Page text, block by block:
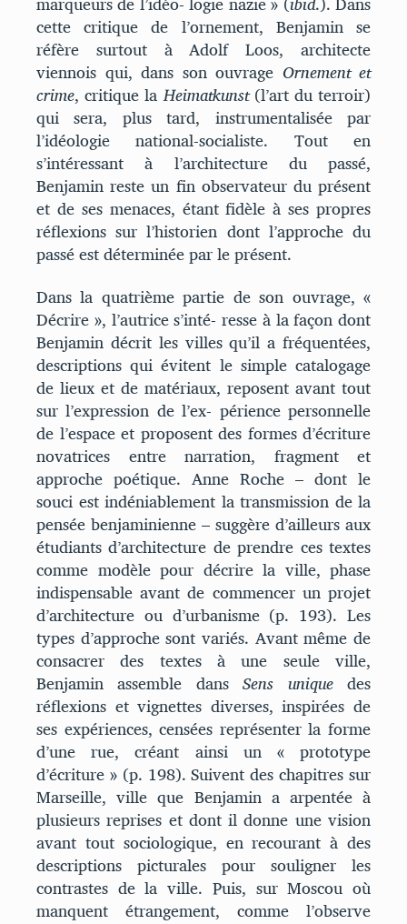
cette critique de l’ornement, Benjamin se
réfère surtout à Adolf Loos, architecte
viennois qui, dans son ouvrage Ornement et
crime, critique laHeimatkunst(l’art du terroir)
qui sera, plus tard, instrumentalisée par
l’idéologie national-socialiste. Tout en
s’intéressant à l’architecture du passé,
Benjamin reste un fin observateur du présent
et de ses menaces, étant fidèle à ses propres
réflexions sur l’historien dont l’approche du
passé est déterminée par le présent.
Dans la quatrième partie de son ouvrage, «
Décrire », l’autrice s’inté- resse à la façon dont
Benjamin décrit les villes qu’il a fréquentées,
descriptions qui évitent le simple catalogage
de lieux et de matériaux, reposent avant tout
sur l’expression de l’ex- périence personnelle
de l’espace et proposent des formes d’écriture
novatrices entre narration, fragment et
approche poétique. Anne Roche – dont le
souci est indéniablement la transmission de la
pensée benjaminienne – suggère d’ailleurs aux
étudiants d’architecture de prendre ces textes
comme modèle pour décrire la ville, phase
indispensable avant de commencer un projet
d’architecture ou d’urbanisme (p. 193). Les
types d’approche sont variés. Avant même de
consacrer des textes à une seule ville,
Benjamin assemble dansSens uniquedes
réflexions et vignettes diverses, inspirées de
ses expériences, censées représenter la forme
d’une rue, créant ainsi un « prototype
d’écriture » (p. 198). Suivent des chapitres sur
Marseille, ville que Benjamin a arpentée à
plusieurs reprises et dont il donne une vision
avant tout sociologique, en recourant à des
descriptions picturales pour souligner les
contrastes de la ville. Puis, sur Moscou où
manquent étrangement, comme l’observe